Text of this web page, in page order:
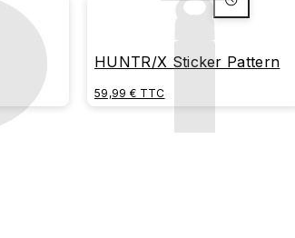
HUNTR/X Sticker Pattern
59,99 € TTC